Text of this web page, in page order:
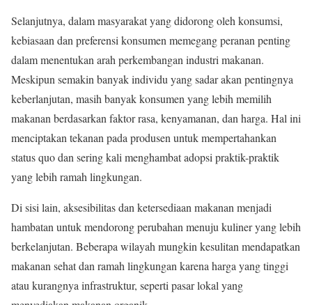
Selanjutnya, dalam masyarakat yang didorong oleh konsumsi,
kebiasaan dan preferensi konsumen memegang peranan penting
dalam menentukan arah perkembangan industri makanan.
Meskipun semakin banyak individu yang sadar akan pentingnya
keberlanjutan, masih banyak konsumen yang lebih memilih
makanan berdasarkan faktor rasa, kenyamanan, dan harga. Hal ini
menciptakan tekanan pada produsen untuk mempertahankan
status quo dan sering kali menghambat adopsi praktik-praktik
yang lebih ramah lingkungan.
Di sisi lain, aksesibilitas dan ketersediaan makanan menjadi
hambatan untuk mendorong perubahan menuju kuliner yang lebih
berkelanjutan. Beberapa wilayah mungkin kesulitan mendapatkan
makanan sehat dan ramah lingkungan karena harga yang tinggi
atau kurangnya infrastruktur, seperti pasar lokal yang